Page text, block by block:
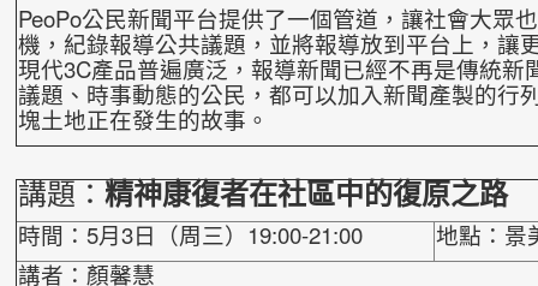
PeoPo公民新聞平台提供了一個管道，讓社會大眾
機，紀錄報導公共議題，並將報導放到平台上，讓
現代3C產品普遍廣泛，報導新聞已經不再是傳統新
議題、時事動態的公民，都可以加入新聞產製的行
塊土地正在發生的故事。
講題：精神康復者在社區中的復原之路
時間：5月3日（周三）19:00-21:00
地點：景
講者：顏馨慧